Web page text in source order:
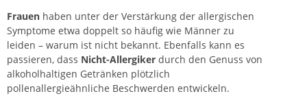
Frauen haben unter der Verstärkung der allergischen
Symptome etwa doppelt so häufig wie Männer zu
leiden – warum ist nicht bekannt. Ebenfalls kann es
passieren, dass Nicht-Allergiker durch den Genuss von
alkoholhaltigen Getränken plötzlich
pollenallergieähnliche Beschwerden entwickeln.